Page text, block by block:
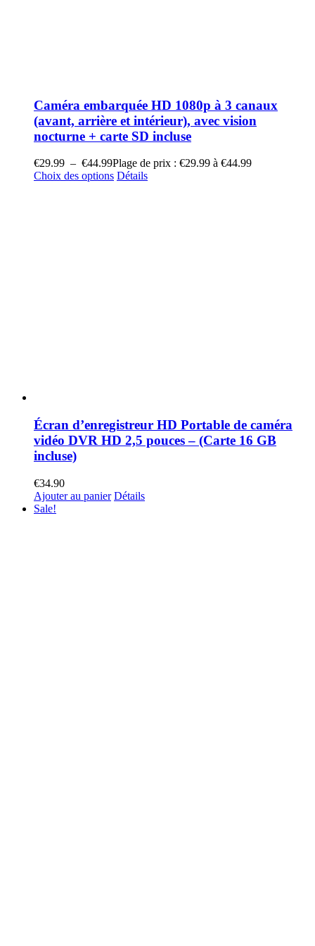
Caméra embarquée HD 1080p à 3 canaux
(avant, arrière et intérieur), avec vision
nocturne + carte SD incluse
€29.99 – €44.99Plage de prix : €29.99 à €44.99
Choix des options Détails
Écran d’enregistreur HD Portable de caméra
vidéo DVR HD 2,5 pouces – (Carte 16 GB
incluse)
€34.90
Ajouter au panier Détails
Sale!